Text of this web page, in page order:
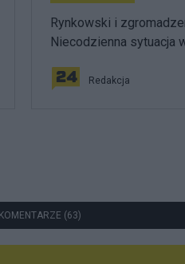
Rynkowski i
Niecodzienna sytuacja
Redakcja
(63)